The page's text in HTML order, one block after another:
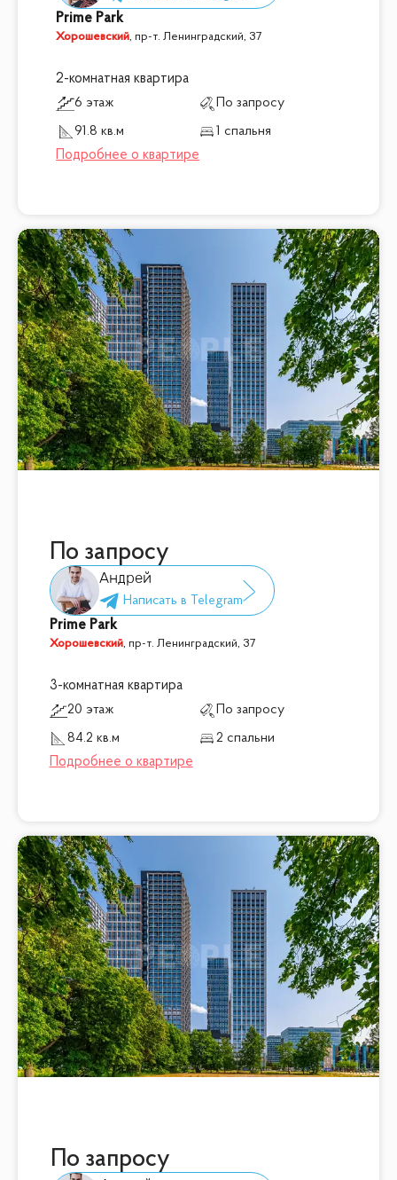
Prime Park
Хорошевский,пр-т. Ленинградский, 37
2-комнатная квартира
6 этаж
По запросу
91.8 кв.м
1 спальня
По запросу
Андрей
Prime Park
Хорошевский, пр-т. Ленинградский, 37
3-комнатная квартира
20 этаж
По запросу
84.2 кв.м
2 спальни
По запросу